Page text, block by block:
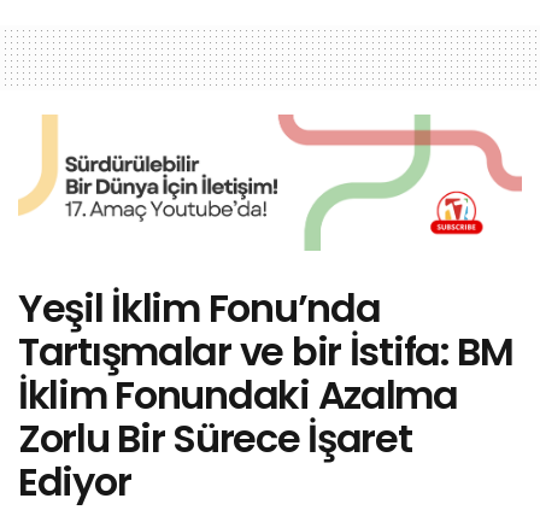
Yeşil İklim Fonu’nda
Tartışmalar ve bir İstifa: BM
İklim Fonundaki Azalma
Zorlu Bir Sürece İşaret
Ediyor